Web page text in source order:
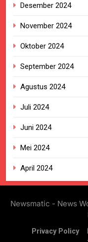
Desember 2024
November 2024
Oktober 2024
September 2024
Agustus 2024
Juli 2024
Juni 2024
Mei 2024
April 2024
Newsmatic - News
Privacy Policy